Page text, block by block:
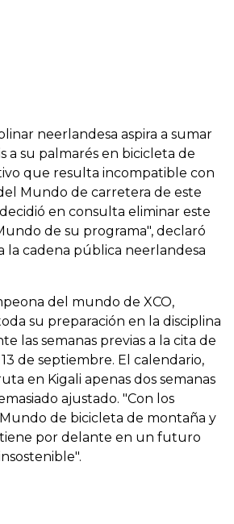
neerlandesa aspira a sumar
a su palmarés en bicicleta de
que resulta incompatible con
Mundo de carretera de este
decidió en consulta eliminar este
de su programa", declaró
la cadena pública neerlandesa
del mundo de XCO,
su preparación en la disciplina
las semanas previas a la cita de
de septiembre. El calendario,
en Kigali apenas dos semanas
ajustado. "Con los
de bicicleta de montaña y
por delante en un futuro